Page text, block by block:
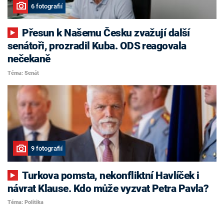
6 fotografií
senátoři, prozradil Kuba. ODS reagovala
nečekaně
Téma: Senát
9 fotografií
Turkova pomsta, nekonfliktní Havlíček i
návrat Klause. Kdo může vyzvat Petra Pavla?
Téma: Politika